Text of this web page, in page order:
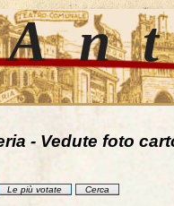
- Vedute foto
Le più votate Cerca